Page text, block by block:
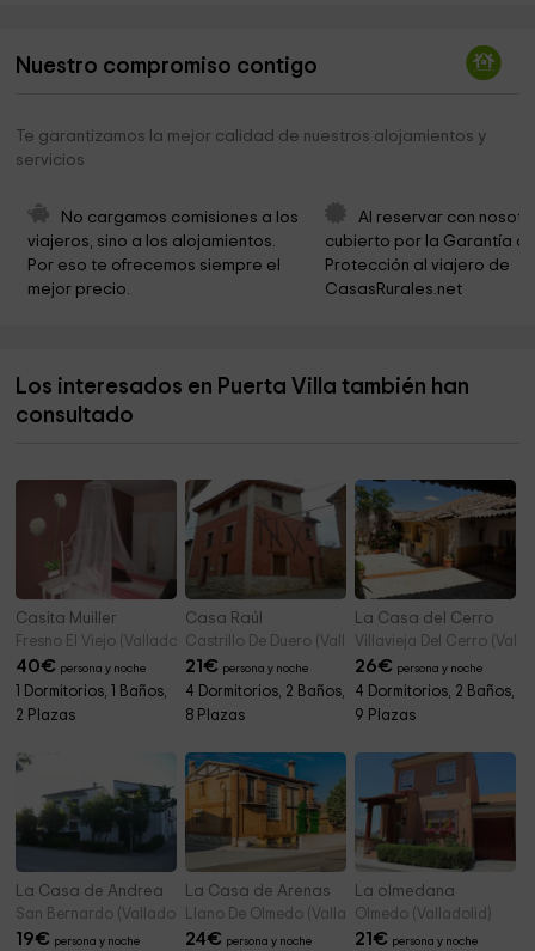
Ayuntamiento de Belmonte de Campos 17,4 km
Iglesia de San Juan Bautista de Tamariz de Campos
Ayuntamiento de Tamariz de Campos
Iglesia de San Pedro Apostol
Ermita del Santo Cristo de las Angustias 19,7 km
Nuestro compromiso contigo
Te garantizamos la mejor calidad de nuestros alojamientos y
servicios
No cargamos comisiones a los
viajeros, sino a los alojamientos.
Por eso te ofrecemos siempre el
mejor precio.
Al reservar con
cubierto por la Garantía
Protección al viajero de
CasasRurales.net
Los interesados en Puerta Villa también han
consultado
Casita Muiller
Fresno El Viejo (Valladolid)
40€ persona y noche
1 Dormitorios, 1 Baños,
2 Plazas
Casa Raúl
Castrillo De Duero (Valladolid)
21€ persona y noche
4 Dormitorios, 2 Baños,
8 Plazas
La Casa del Cerro
Villavieja Del Cerro
26€ persona y noche
4 Dormitorios, 2 Baños,
9 Plazas
La Casa de Andrea
San Bernardo (Valladolid)
19€ persona y noche
La Casa de Arenas
Llano De Olmedo (Valladolid)
24€ persona y noche
La olmedana
Olmedo (Valladolid)
21€ persona y noche